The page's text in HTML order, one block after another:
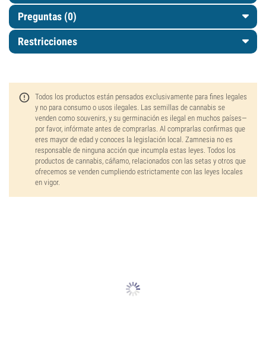
Preguntas (0)
Restricciones
Todos los productos están pensados exclusivamente para fines legales
y no para consumo o usos ilegales. Las semillas de cannabis se
venden como souvenirs, y su germinación es ilegal en muchos países—
por favor, infórmate antes de comprarlas. Al comprarlas confirmas que
eres mayor de edad y conoces la legislación local. Zamnesia no es
responsable de ninguna acción que incumpla estas leyes. Todos los
productos de cannabis, cáñamo, relacionados con las setas y otros que
ofrecemos se venden cumpliendo estrictamente con las leyes locales
en vigor.